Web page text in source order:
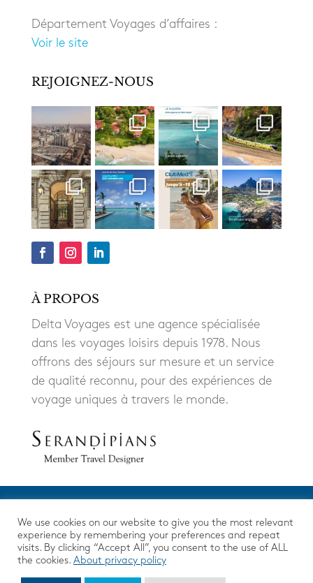
Département Voyages d’affaires :
Voir le site
REJOIGNEZ-NOUS
À PROPOS
Delta Voyages est une agence spécialisée
dans les voyages loisirs depuis 1978. Nous
offrons des séjours sur mesure et un service
de qualité reconnu, pour des expériences de
voyage uniques à travers le monde.
We use cookies on our website to give you the most relevant
experience by remembering your preferences and repeat
visits. By clicking “Accept All”, you consent to the use of ALL
the cookies. About privacy policy